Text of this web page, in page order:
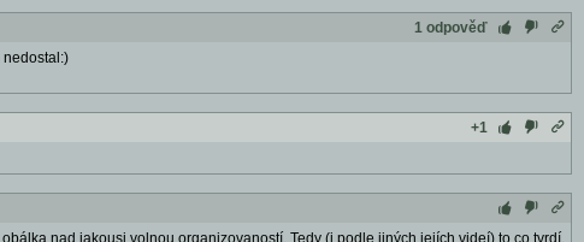
1 odpověď
nedostal:)
+1
nad jakousi volnou organizovaností. Tedy (i podle jiných jejích videí) to co tvrdí,